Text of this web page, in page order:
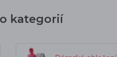
kategorií